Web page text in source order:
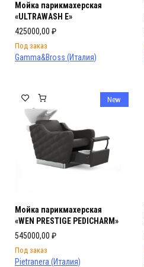
Мойка парикмахерская
«ULTRAWASH E»
425000,00 ₽
Под заказ
Gamma&Bross (Италия)
New
Мойка парикмахерская
«WEN PRESTIGE PEDICHARM»
545000,00 ₽
Под заказ
Pietranera (Италия)